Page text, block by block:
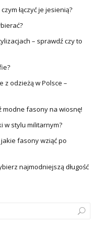
łączyć je jesienią?
– sprawdź czy to
odzieżą w Polsce –
modne fasony na wiosnę!
w stylu militarnym?
fasony wziąć po
najmodniejszą długość